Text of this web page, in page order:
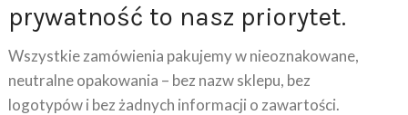
prywatność to nasz priorytet.
Wszystkie zamówienia pakujemy w nieoznakowane,
neutralne opakowania – bez nazw sklepu, bez
logotypów i bez żadnych informacji o zawartości.